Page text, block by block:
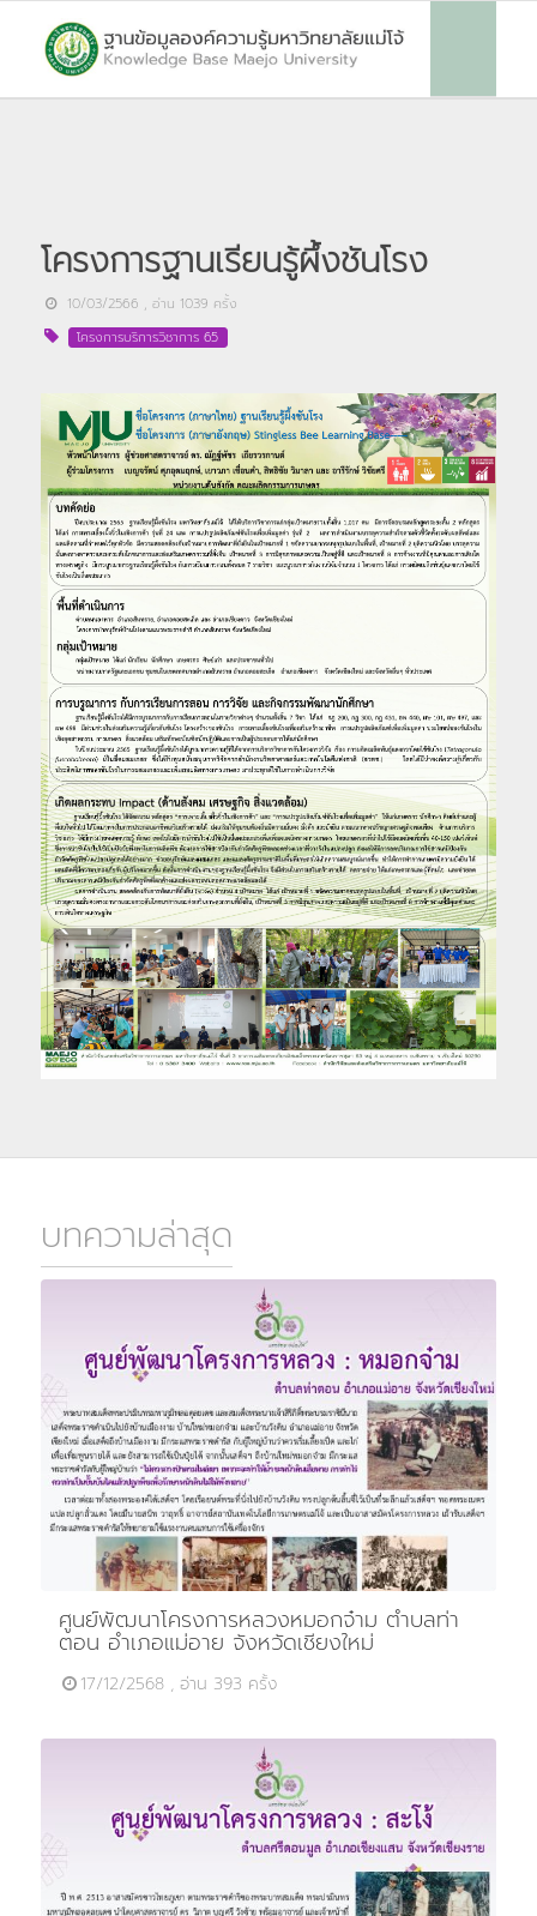
โครงการฐานเรียนรู้ผึ้งชันโรง
10/03/2566 , อ่าน 1039 ครั้ง
โครงการบริการวิชาการ 65
บทความล่าสุด
ศูนย์พัฒนาโครงการหลวงหมอกจ๋าม ตำบลท่า
ตอน อำเภอแม่อาย จังหวัดเชียงใหม่
17/12/2568 , อ่าน 393 ครั้ง